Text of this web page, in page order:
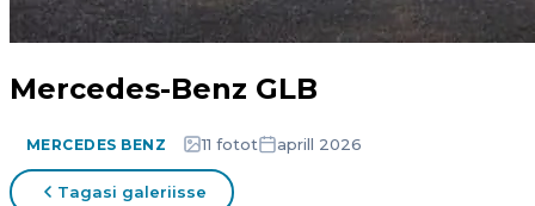
Mercedes-Benz GLB
MERCEDES BENZ 11 fotot aprill 2026
Tagasi galeriisse